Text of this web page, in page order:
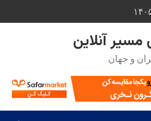
آنلاین
و جهان